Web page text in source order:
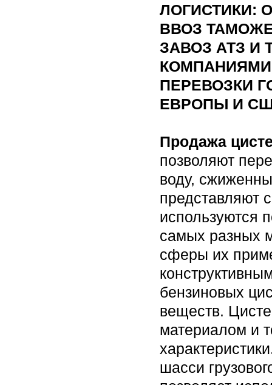
ЛОГИСТИКИ:
ВВОЗ
ЗАВОЗ АТЗ И
ПЕРЕВОЗКИ
ЕВРОПЫ И
Продажа
позволяют
воду,
представляют
используются
самых разных
сферы их
бензиновых
веществ.
материалом и
шасси